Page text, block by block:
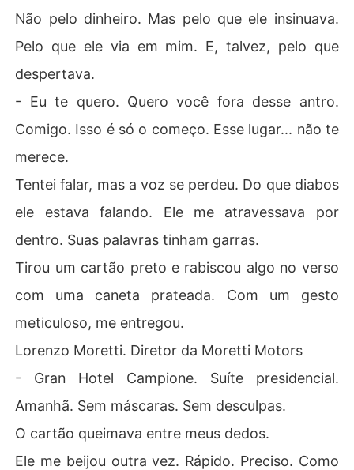
Não pelo dinheiro. Mas pelo que ele insinuava.
Pelo que ele via em mim. E, talvez, pelo que
despertava.
- Eu te quero. Quero você fora desse antro.
Comigo. Isso é só o começo. Esse lugar... não te
merece.
Tentei falar, mas a voz se perdeu. Do que diabos
ele estava falando. Ele me atravessava por
dentro. Suas palavras tinham garras.
Tirou um cartão preto e rabiscou algo no verso
com uma caneta prateada. Com um gesto
meticuloso, me entregou.
Lorenzo Moretti. Diretor da Moretti Motors
- Gran Hotel Campione. Suíte presidencial.
Amanhã. Sem máscaras. Sem desculpas.
O cartão queimava entre meus dedos.
Ele me beijou outra vez. Rápido. Preciso. Como